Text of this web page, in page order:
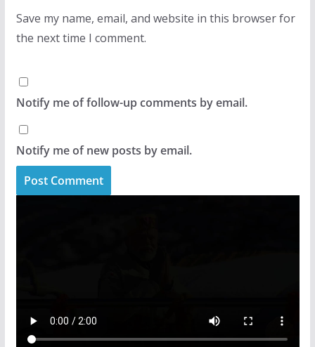
Save my name, email, and website in this browser for
the next time I comment.
Notify me of follow-up comments by email.
Notify me of new posts by email.